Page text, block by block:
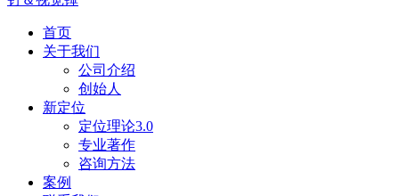
首页
关于我们
公司介绍
创始人
新定位
定位理论3.0
专业著作
咨询方法
案例